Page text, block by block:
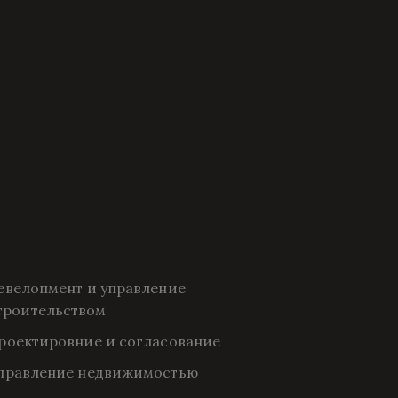
и управление
и согласование
недвижимостью